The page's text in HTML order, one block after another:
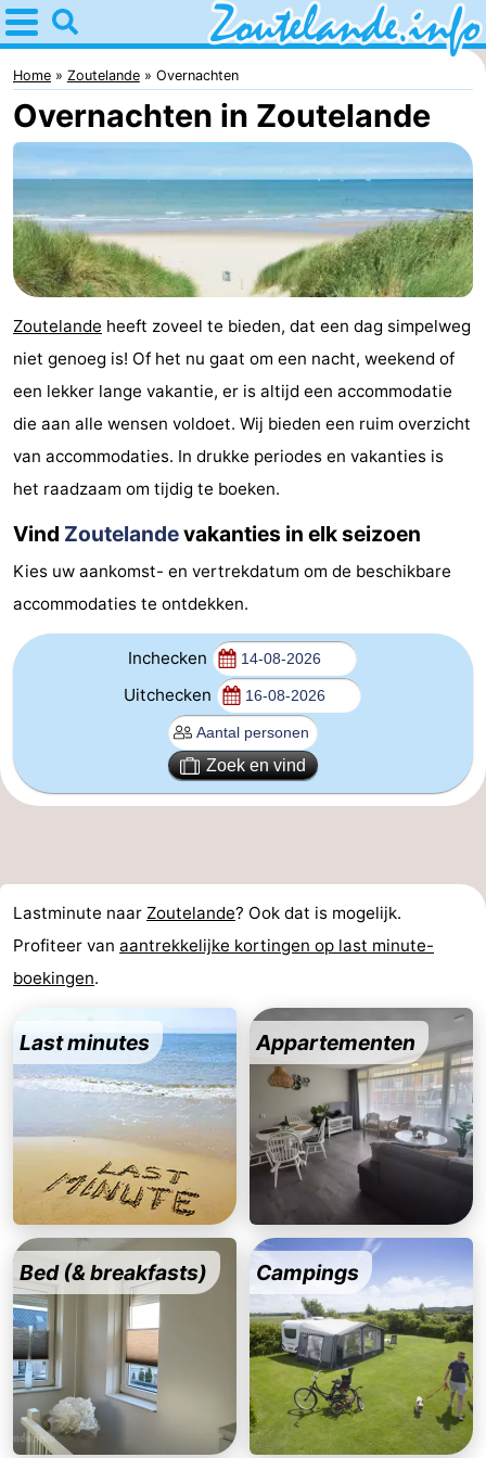
Home
Zoutelande
Tips
kinderen
Webcam
Webcam
Langstraat
Webcam
Strand
Overnachten
Appartementen
Bed
breakfasts)
Hotels
Vakantiehuizen
Last
Zien
&
Bezienswaardigheden
Musea
-
Galeries
-
Kerken
-
Vuurtorens
Uitkijkpunten
Attracties
Speeltuinen
-
Binnenspeeltuinen
-
Bowlen
Wellness
centra
Dorpen
&
Natuur
Home Zoutelande Overnachten
Overnachten in Zoutelande
Zoutelande heeft zoveel te bieden, dat een dag simpelweg
niet genoeg is! Of het nu gaat om een nacht, weekend of
een lekker lange vakantie, er is altijd een accommodatie
die aan alle wensen voldoet. Wij bieden een ruim overzicht
van accommodaties. In drukke periodes en vakanties is
het raadzaam om tijdig te boeken.
Vind Zoutelandevakanties in elk seizoen
Kies uw aankomst- en vertrekdatum om de beschikbare
accommodaties te ontdekken.
Inchecken
Uitchecken
Zoek en vind
Lastminute naar Zoutelande? Ook dat is mogelijk.
Profiteer van aantrekkelijke kortingen op last minute-
boekingen.
Last minutes Appartementen
Bed (& breakfasts) Campings